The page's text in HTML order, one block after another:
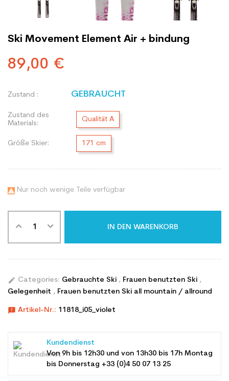
Ski Movement Element Air + bindung
89,00 €
Zustand : GEBRAUCHT
Zustand des
Materials:
Qualität A
Größe Skier: 171 cm
 Nur noch wenige Teile verfügbar
IN DEN WARENKORB
edit Categories: Gebrauchte Ski , Frauen benutzten Ski ,
Gelegenheit , Frauen benutzten Ski all mountain / allround
announcement Artikel-Nr.: 11818_i05_violet
Kundendienst
Von 9h bis 12h30 und von 13h30 bis 17h Montag
bis Donnerstag +33 (0)4 50 07 13 25